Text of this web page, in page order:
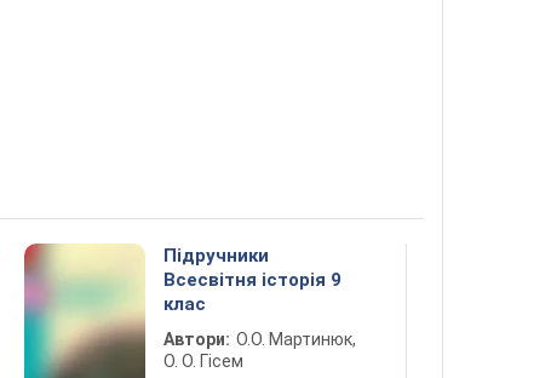
Підручники
Всесвітня історія 9
клас
Автори: О.О. Мартинюк,
О. О. Гісем